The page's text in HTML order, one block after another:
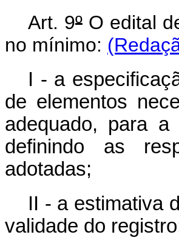
Art. 9ºO edital
no mínimo:
I - a
de elementos
adequado, para
definindo as
adotadas;
II - a estimativa
validade do